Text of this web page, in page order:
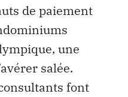
de paiement
une
salée.
font